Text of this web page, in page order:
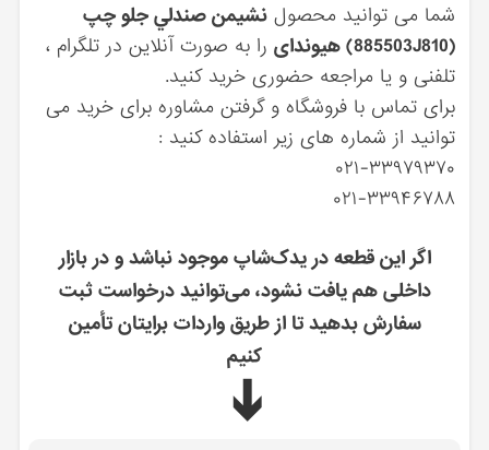
شما می توانید محصولنشيمن صندلي جلو چپ
(885503J810) هیوندای
را به صورت آنلاین در تلگرام ،
تلفنی و یا مراجعه حضوری خرید کنید.
برای تماس با فروشگاه و گرفتن مشاوره برای خرید می
توانید از شماره های زیر استفاده کنید :
۰۲۱-۳۳۹۷۹۳۷۰
۰۲۱-۳۳۹۴۶۷۸۸
اگر این قطعه در یدک‌شاپ موجود نباشد و در بازار
داخلی هم یافت نشود، می‌توانید درخواست ثبت
سفارش بدهید تا از طریق واردات برایتان تأمین
کنیم
➔